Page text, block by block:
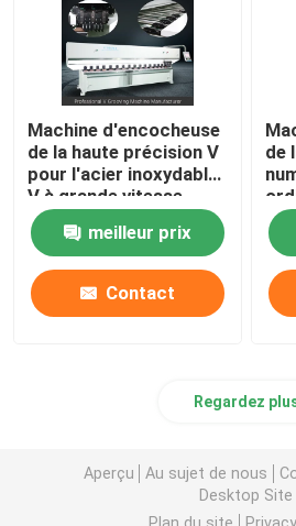
Machine d'encocheuse
de la haute précision V
pour l'acier inoxydable
V à grande vitesse
cannelant la machine
meilleur prix
Contact
de
de
Regardez
Aperçu Au sujet de nous
Desktop Site
Plan du site